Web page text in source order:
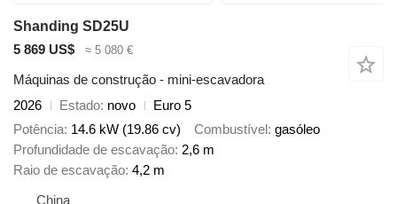
Shanding SD25U
5 869 US$
≈ 5 080 €
Máquinas de construção - mini-escavadora
2026
Estado novo
Euro 5
Potência 14.6 kW (19.86 cv) Combustível gasóleo
Profundidade de escavação 2,6 m
Raio de escavação 4,2 m
China